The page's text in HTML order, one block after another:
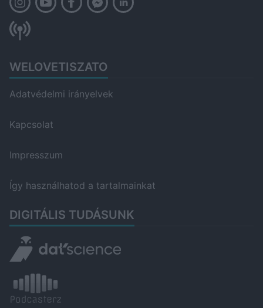
WELOVETISZATO
Adatvédelmi irányelvek
Kapcsolat
Impresszum
Így használhatod a tartalmainkat
DIGITÁLIS TUDÁSUNK